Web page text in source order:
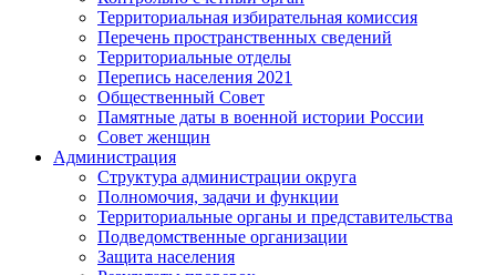
Территориальная избирательная комиссия
Перечень пространственных сведений
Территориальные отделы
Перепись населения 2021
Общественный Совет
Памятные даты в военной истории России
Совет женщин
Администрация
Структура администрации округа
Полномочия, задачи и функции
Территориальные органы и представительства
Подведомственные организации
Защита населения